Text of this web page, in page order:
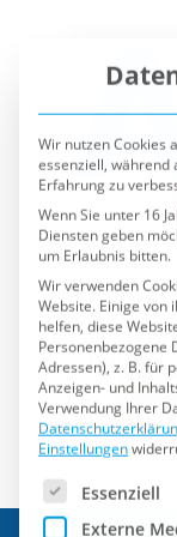
essenziell, während
Erfahrung zu
Wenn Sie unter 16
Diensten geben
um Erlaubnis bitten.
Wir verwenden
Website. Einige von
helfen, diese
Personenbezogene
Adressen), z. B. für
Anzeigen- und
Verwendung Ihrer
Einstellungen